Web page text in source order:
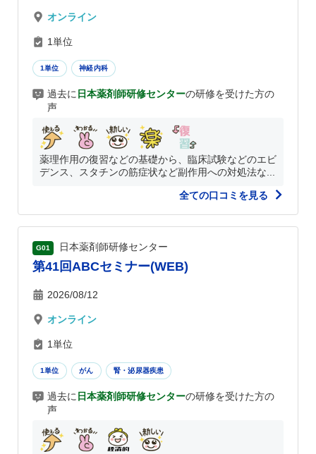
オンライン
1単位
1単位 神経内科
過去に 日本薬剤師研修センターの研修を受けた方の
声
薬理作用の復習などの基礎から、臨床試験などのエビ
デンス、スタチンの筋症状など副作用への対処法な...
全ての口コミを見る
G01 日本薬剤師研修センター
第41回ABCセミナー(WEB)
2026/08/12
オンライン
1単位
1単位 がん 腎・泌尿器疾患
過去に 日本薬剤師研修センターの研修を受けた方の
声